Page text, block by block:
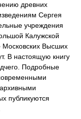
древних
Сергея
учреждения
Калужской
Московских Высших
В настоящую книгу
Подробные
публикуются